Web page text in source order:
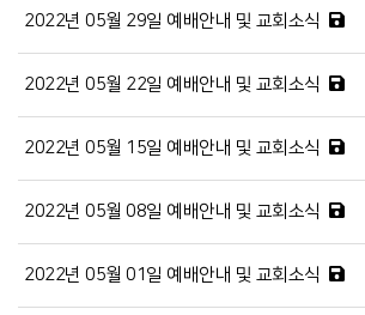
2022년 05월 29일 예배안내 및 교회소식
2022년 05월 22일 예배안내 및 교회소식
2022년 05월 15일 예배안내 및 교회소식
2022년 05월 08일 예배안내 및 교회소식
2022년 05월 01일 예배안내 및 교회소식